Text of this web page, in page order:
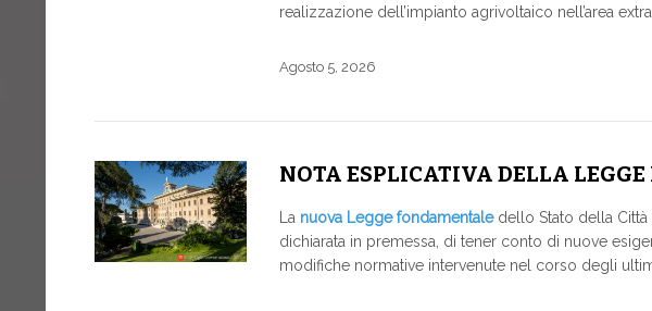
realizzazione dell’impianto agrivoltaico nell’area
Agosto 5, 2026
NOTA ESPLICATIVA DELLA
La nuova Legge fondamentaledello Stato della Città
dichiarata in premessa, di tener conto di nuove
modifiche normative intervenute nel corso degli